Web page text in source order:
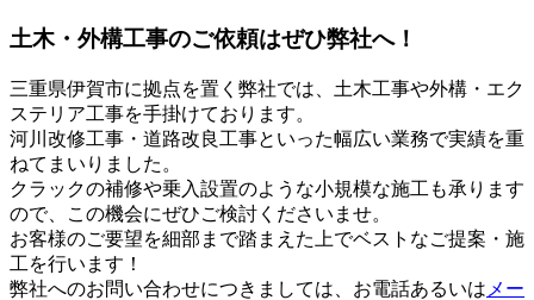
土木・外構工事のご依頼はぜひ弊社へ！
三重県伊賀市に拠点を置く弊社では、土木工事や外構・エク
ステリア工事を手掛けております。
河川改修工事・道路改良工事といった幅広い業務で実績を重
ねてまいりました。
クラックの補修や乗入設置のような小規模な施工も承ります
ので、この機会にぜひご検討くださいませ。
お客様のご要望を細部まで踏まえた上でベストなご提案・施
工を行います！
弊社へのお問い合わせにつきましては、お電話あるいは メー